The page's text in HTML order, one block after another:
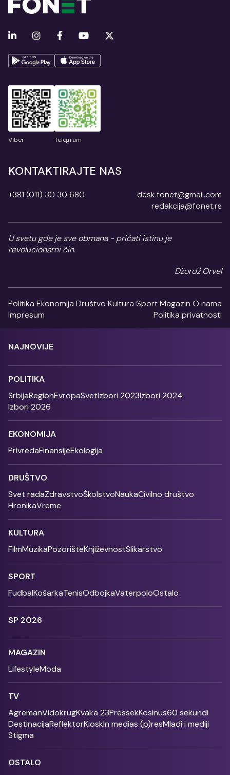
Viber Telegram
KONTAKTIRAJTE NAS
+381 (011) 30 30 680
desk.fonet@gmail.com
redakcija@fonet.rs
U svetu gde je sve obmana - pričati istinu je
revolucionarni čin.
Džordž Orvel
Politika Ekonomija Društvo Kultura SportMagazin O nama
Impresum
Politika privatnosti
NAJNOVIJE
POLITIKA
SrbijaRegionEvropaSvetIzbori 2023Izbori 2024
Izbori 2026
EKONOMIJA
PrivredaFinansijeEkologija
DRUŠTVO
Svet radaZdravstvoŠkolstvoNaukaCivilno društvo
HronikaVreme
KULTURA
FilmMuzikaPozorišteKnjiževnostSlikarstvo
SPORT
FudbalKošarkaTenisOdbojkaVaterpoloOstalo
SP 2026
MAGAZIN
LifestyleModa
TV
AgremanVidokrugKvaka 23PressekKosinus60 sekundi
DestinacijaReflektorKioskIn medias (p)resMladi i mediji
Stigma
OSTALO